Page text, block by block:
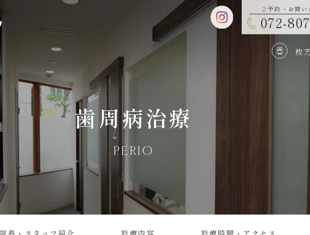
ご予約・お問い
072-
枚
歯周病治療
PERIO